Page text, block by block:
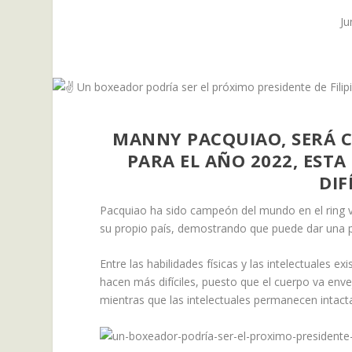
MANNY PACQUIAO, SERÁ
PARA EL AÑO 2022,
Pacquiao ha sido campeón del mundo en el
su propio país, demostrando que puede dar
Entre las habilidades físicas y las intelectuales
hacen más difíciles, puesto que el cuerpo va
mientras que las intelectuales permanecen